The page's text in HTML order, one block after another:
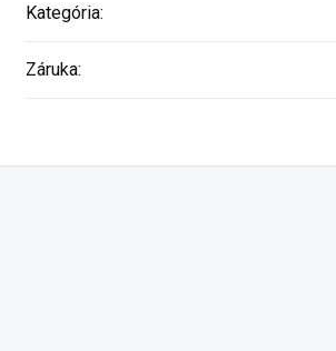
Kategória:
Záruka: